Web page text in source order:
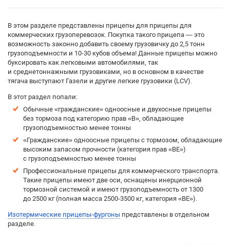
В этом разделе представлены прицепы для прицепы для
коммерческих грузоперевозок. Покупка такого прицепа — это
возможность законно добавить своему грузовичку до 2,5 тонн
грузоподъемности и 10-30 кубов объема! Данные прицепы можно
буксировать как легковыми автомобилями, так
и среднетоннажными грузовиками, но в основном в качестве
тягача выступают Газели и другие легкие грузовики (LCV).
В этот раздел попали:
Обычные «гражданские» одноосные и двухосные прицепы
без тормоза под категорию прав «B», обладающие
грузоподъемностью менее тонны
«Гражданские» одноосные прицепы с тормозом, обладающие
высоким запасом прочности (категория прав «BE»)
с грузоподъемностью менее тонны
Профессиональные прицепы для коммерческого транспорта.
Такие прицепы имеют две оси, оснащены инерционной
тормозной системой и имеют грузоподъемность от 1300
до 2500 кг (полная масса 2500-3500 кг, категория «BE»).
Изотермические прицепы-фургоны представлены в отдельном
разделе.